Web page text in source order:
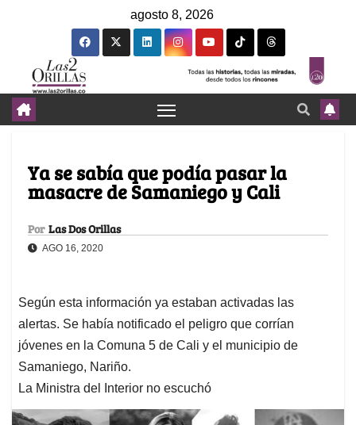
agosto 8, 2026
Ya se sabía que podía pasar la
masacre de Samaniego y Cali
Por Las Dos Orillas
AGO 16, 2020
Según esta información ya estaban activadas las
alertas. Se había notificado el peligro que corrían
jóvenes en la Comuna 5 de Cali y el municipio de
Samaniego, Nariño.
La Ministra del Interior no escuchó